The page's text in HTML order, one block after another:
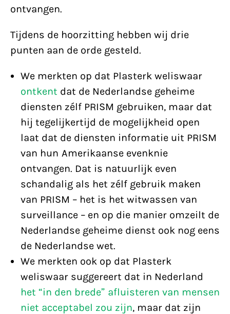
ontvangen.
Tijdens de hoorzitting hebben wij drie
punten aan de orde gesteld.
We merkten op dat Plasterk weliswaar
ontkent dat de Nederlandse geheime
diensten zélf PRISM gebruiken, maar dat
hij tegelijkertijd de mogelijkheid open
laat dat de diensten informatie uit PRISM
van hun Amerikaanse evenknie
ontvangen. Dat is natuurlijk even
schandalig als het zélf gebruik maken
van PRISM – het is het witwassen van
surveillance – en op die manier omzeilt de
Nederlandse geheime dienst ook nog eens
de Nederlandse wet.
We merkten ook op dat Plasterk
weliswaar suggereert dat in Nederland
het “in den brede” afluisteren van mensen
niet acceptabel zou zijn, maar dat zijn